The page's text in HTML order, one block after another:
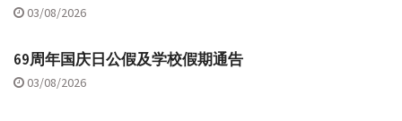
03/08/2026
69周年国庆日公假及学校假期通告
03/08/2026